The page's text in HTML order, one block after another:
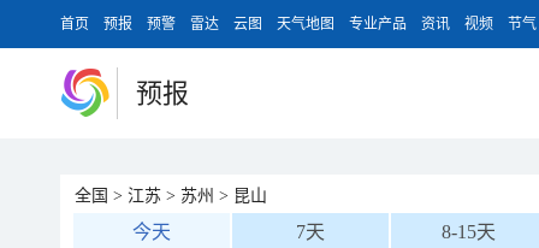
首页 预报 预警 雷达 云图 天气地图 专业产品 资讯 视频 节气
预报
全国 > 江苏 > 苏州 > 昆山
今天 7天 8-15天